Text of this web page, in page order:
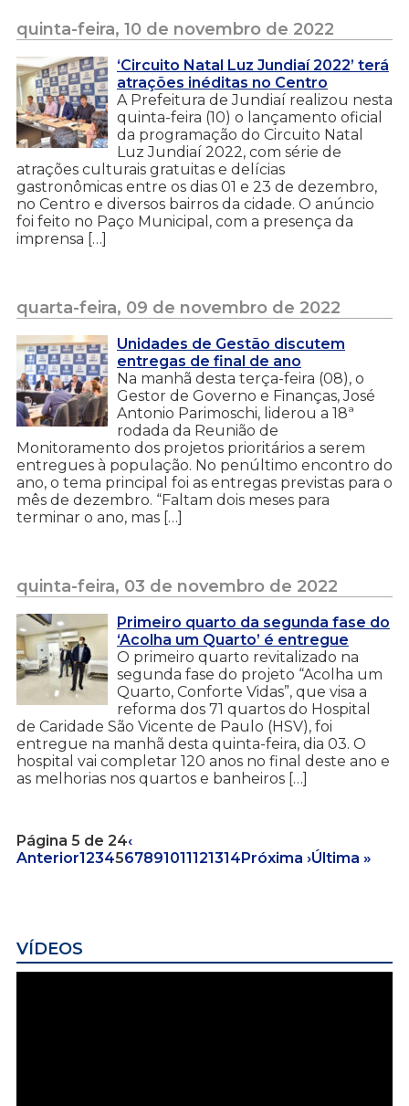
quinta-feira, 10 de novembro de 2022
‘Circuito Natal Luz Jundiaí 2022’ terá
atrações inéditas no Centro
A Prefeitura de Jundiaí realizou nesta
quinta-feira (10) o lançamento oficial
da programação do Circuito Natal
Luz Jundiaí 2022, com série de
atrações culturais gratuitas e delícias
gastronômicas entre os dias 01 e 23 de dezembro,
no Centro e diversos bairros da cidade. O anúncio
foi feito no Paço Municipal, com a presença da
imprensa […]
quarta-feira, 09 de novembro de 2022
Unidades de Gestão discutem
entregas de final de ano
Na manhã desta terça-feira (08), o
Gestor de Governo e Finanças, José
Antonio Parimoschi, liderou a 18ª
rodada da Reunião de
Monitoramento dos projetos prioritários a serem
entregues à população. No penúltimo encontro do
ano, o tema principal foi as entregas previstas para o
mês de dezembro. “Faltam dois meses para
terminar o ano, mas […]
quinta-feira, 03 de novembro de 2022
Primeiro quarto da segunda fase do
‘Acolha um Quarto’ é entregue
O primeiro quarto revitalizado na
segunda fase do projeto “Acolha um
Quarto, Conforte Vidas”, que visa a
reforma dos 71 quartos do Hospital
de Caridade São Vicente de Paulo (HSV), foi
entregue na manhã desta quinta-feira, dia 03. O
hospital vai completar 120 anos no final deste ano e
as melhorias nos quartos e banheiros […]
Página 5 de 24‹
Anterior1234567891011121314Próxima ›Última »
VÍDEOS